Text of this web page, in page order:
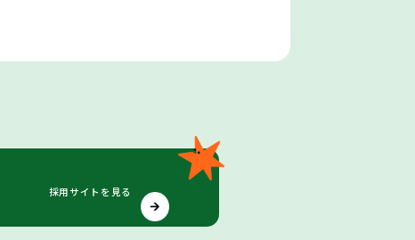
採用サイトを見る